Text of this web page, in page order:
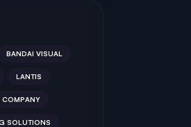
BANDAI VISUAL
LANTIS
COMPANY
SOLUTIONS